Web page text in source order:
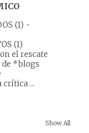
(1) -
(1)
el rescate
de *blogs
crítica ...
Show All